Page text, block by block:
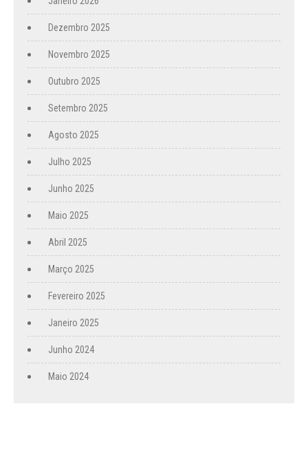
Dezembro 2025
Novembro 2025
Outubro 2025
Setembro 2025
Agosto 2025
Julho 2025
Junho 2025
Maio 2025
Abril 2025
Março 2025
Fevereiro 2025
Janeiro 2025
Junho 2024
Maio 2024